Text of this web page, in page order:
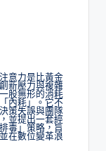
意力是比黃金
新壓力與複雜
股無形的消耗
內耗」。它不
策失誤與團隊
並提出一套經
毒」策略，旨
在數位變革浪